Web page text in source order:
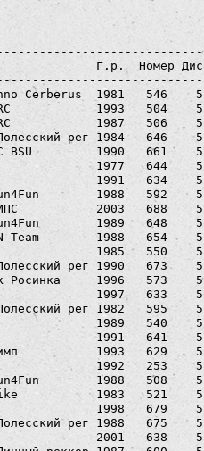
Г.р.  Номер
Cerberus  1981   546
1993   504
1987   506
рег 1984   646
BSU         1990   661
1977   644
1991   634
1988   592
2003   688
1989   648
Team        1988   654
1985   550
рег 1990   673
Росинка     1996   573
1997   633
рег 1982   595
1989   540
1991   641
1993   629
1992   253
1988   508
1983   521
1998   679
рег 1988   675
2001   638